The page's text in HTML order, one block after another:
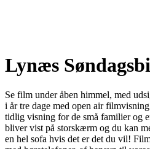
Lynæs
Se film under åben himmel, med
i år tre dage med open air
tidlig visning for de små familier og
bliver vist på storskærm og du kan
en hel sofa hvis det er det du vil!